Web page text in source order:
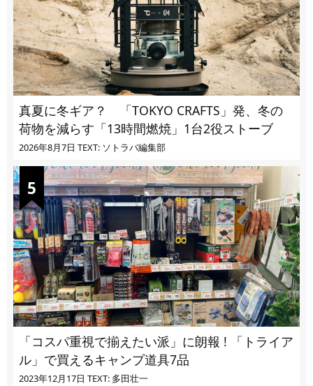
真夏に冬ギア？ 「TOKYO CRAFTS」発、冬の
荷物を減らす「13時間燃焼」1台2役ストーブ
2026年8月7日 TEXT: ソトラバ編集部
「コスパ重視で揃えたい派」に朗報 ! 「トライア
ル」で買えるキャンプ道具7品
2023年12月17日 TEXT: 多田壮一